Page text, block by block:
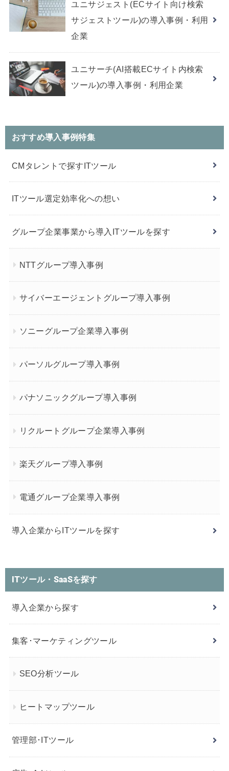
ユニサジェスト(ECサイト向け検索
サジェストツール)の導入事例・利用
企業
ユニサーチ(AI搭載ECサイト内検索
ツール)の導入事例・利用企業
おすすめ導入事例特集
CMタレントで探すITツール
ITツール選定効率化への想い
グループ企業事業から導入ITツールを探す
NTTグループ導入事例
サイバーエージェントグループ導入事例
ソニーグループ企業導入事例
パーソルグループ導入事例
パナソニックグループ導入事例
リクルートグループ企業導入事例
楽天グループ導入事例
電通グループ企業導入事例
導入企業からITツールを探す
ITツール・SaaSを探す
導入企業から探す
集客･マーケティングツール
SEO分析ツール
ヒートマップツール
管理部･ITツール